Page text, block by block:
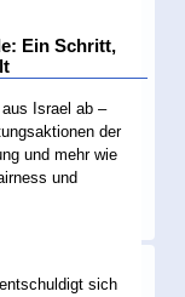
Ein Schritt,
Israel ab –
der
und mehr wie
und